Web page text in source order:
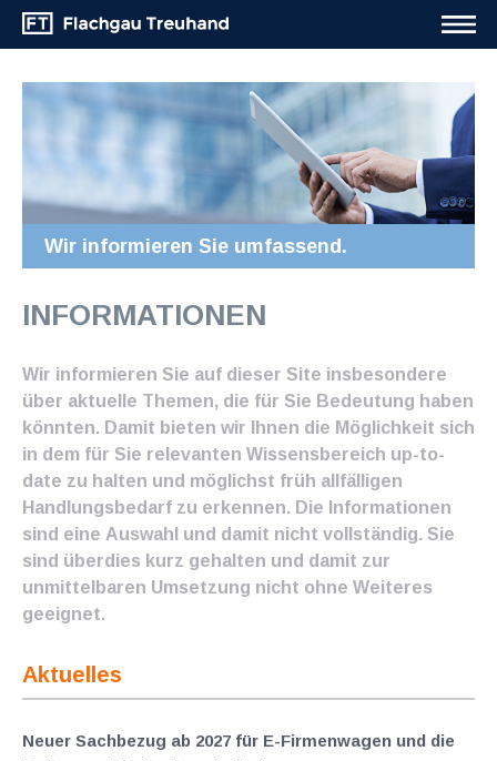
Wir informieren Sie umfassend.
INFORMATIONEN
Wir informieren Sie auf dieser Site insbesondere
über aktuelle Themen, die für Sie Bedeutung haben
könnten. Damit bieten wir Ihnen die Möglichkeit sich
in dem für Sie relevanten Wissensbereich up-to-
date zu halten und möglichst früh allfälligen
Handlungsbedarf zu erkennen. Die Informationen
sind eine Auswahl und damit nicht vollständig. Sie
sind überdies kurz gehalten und damit zur
unmittelbaren Umsetzung nicht ohne Weiteres
geeignet.
Aktuelles
Neuer Sachbezug ab 2027 für E-Firmenwagen und die